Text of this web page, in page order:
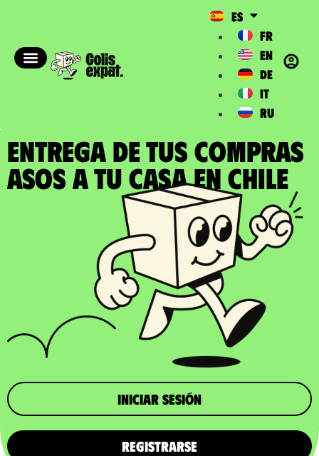
ES
FR
EN
DE
IT
RU
ENTREGA DE TUS COMPRAS
ASOS a tu casa en Chile
iniciar sesión
REGISTRARSE